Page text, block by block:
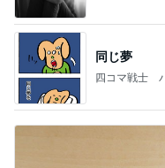
同じ夢
四コマ戦士